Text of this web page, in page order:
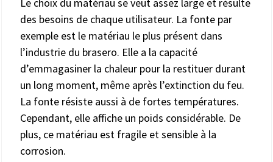
des besoins de chaque utilisateur. La fonte par
exemple est le matériau le plus présent dans
l’industrie du brasero. Elle a la capacité
d’emmagasiner la chaleur pour la restituer durant
un long moment, même après l’extinction du feu.
La fonte résiste aussi à de fortes températures.
Cependant, elle affiche un poids considérable. De
plus, ce matériau est fragile et sensible à la
corrosion.